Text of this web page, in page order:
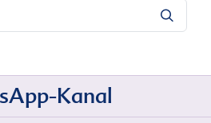
Kanal